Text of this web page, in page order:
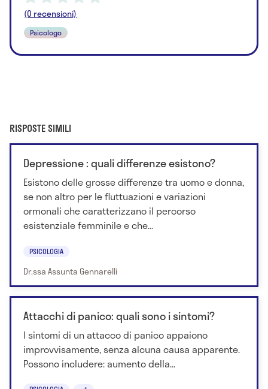
(0 recensioni)
Psicologo
RISPOSTE SIMILI
Depressione : quali differenze esistono?
Esistono delle grosse differenze tra uomo e donna,
se non altro per le fluttuazioni e variazioni
ormonali che caratterizzano il percorso
esistenziale femminile e che...
PSICOLOGIA
Dr.ssa Assunta Gennarelli
Attacchi di panico: quali sono i sintomi?
I sintomi di un attacco di panico appaiono
improvvisamente, senza alcuna causa apparente.
Possono includere: aumento della...